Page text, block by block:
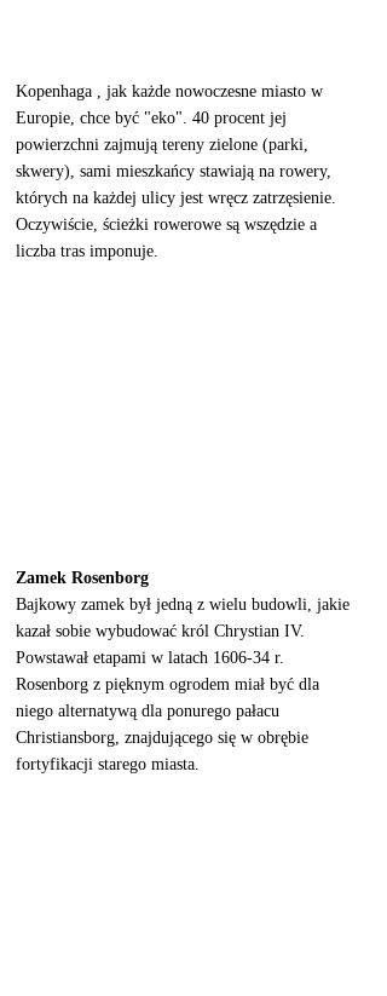
Kopenhaga , jak każde nowoczesne miasto w
Europie, chce być "eko". 40 procent jej
powierzchni zajmują tereny zielone (parki,
skwery), sami mieszkańcy stawiają na rowery,
których na każdej ulicy jest wręcz zatrzęsienie.
Oczywiście, ścieżki rowerowe są wszędzie a
liczba tras imponuje.
Zamek Rosenborg
Bajkowy zamek był jedną z wielu budowli, jakie
kazał sobie wybudować król Chrystian IV.
Powstawał etapami w latach 1606-34 r.
Rosenborg z pięknym ogrodem miał być dla
niego alternatywą dla ponurego pałacu
Christiansborg, znajdującego się w obrębie
fortyfikacji starego miasta.